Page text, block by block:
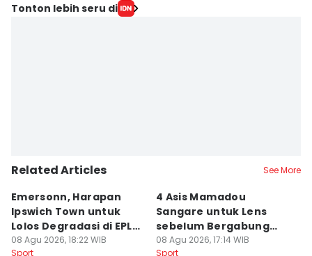
Tonton lebih seru di
Related Articles See More
Emersonn, Harapan
Ipswich Town untuk
Lolos Degradasi di EPL
2026/2027
08 Agu 2026, 18:22 WIB
Sport
4 Asis Mamadou
Sangare untuk Lens
sebelum Bergabung
dengan Brentford
08 Agu 2026, 17:14 WIB
Sport